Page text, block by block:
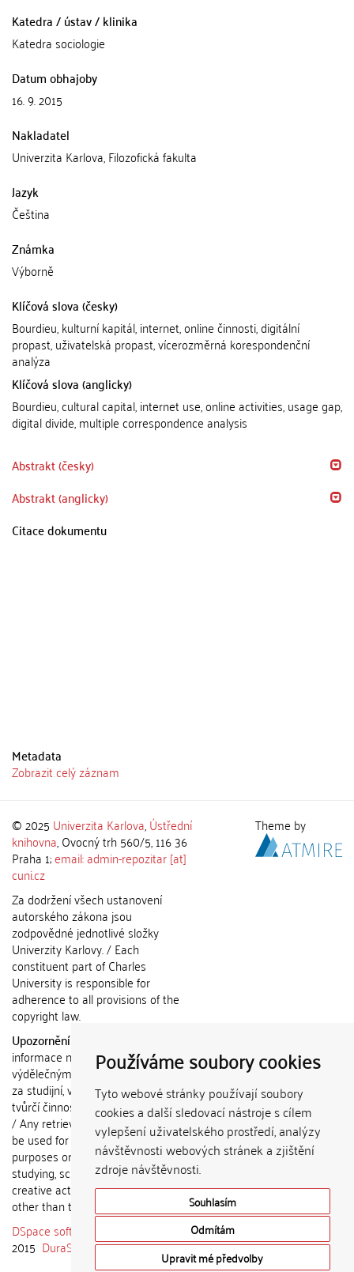
Používáme soubory cookies
Tyto webové stránky používají soubory
cookies a další sledovací nástroje s cílem
vylepšení uživatelského prostředí, analýzy
návštěvnosti webových stránek a zjištění
zdroje návštěvnosti.
Souhlasím
Odmítám
Upravit mé předvolby
Katedra / ústav / klinika
Katedra sociologie
Datum obhajoby
16. 9. 2015
Nakladatel
Univerzita Karlova, Filozofická fakulta
Jazyk
Čeština
Známka
Výborně
Klíčová slova (česky)
Bourdieu, kulturní kapitál, internet, online činnosti, digitální
propast, uživatelská propast, vícerozměrná korespondenční
analýza
Klíčová slova (anglicky)
Bourdieu, cultural capital, internet use, online activities, usage gap,
digital divide, multiple correspondence analysis
Abstrakt (česky)
Abstrakt (anglicky)
Citace dokumentu
Metadata
Zobrazit celý záznam
© 2025 Univerzita Karlova,Ústřední
knihovna, Ovocný trh 560/5, 116 36
Praha 1;email: admin-repozitar [at]
cuni.cz
Za dodržení všech ustanovení
autorského zákona jsou
zodpovědné jednotlivé složky
Univerzity Karlovy. / Each
constituent part of Charles
University is responsible for
adherence to all provisions of the
copyright law.
Upozornění / Notice:
informace nemohou být použity k
výdělečným účelům nebo vydávány
za studijní, vědeckou nebo jinou
tvůrčí činnost jiné osoby než autora.
/ Any retrieved information shall not
be used for any commercial
purposes or claimed as results of
studying, scientific or any other
creative activities of any person
other than the author.
DSpace software
copyright © 2002-
2015 DuraSpace
Theme by